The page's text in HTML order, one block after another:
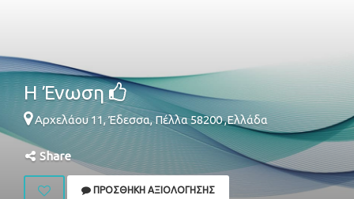
Η Ένωση
Αρχελάου 11,Έδεσσα,Πέλλα58200,Ελλάδα
Share
ΠΡΟΣΘΉΚΗ ΑΞΙΟΛΌΓΗΣΗΣ